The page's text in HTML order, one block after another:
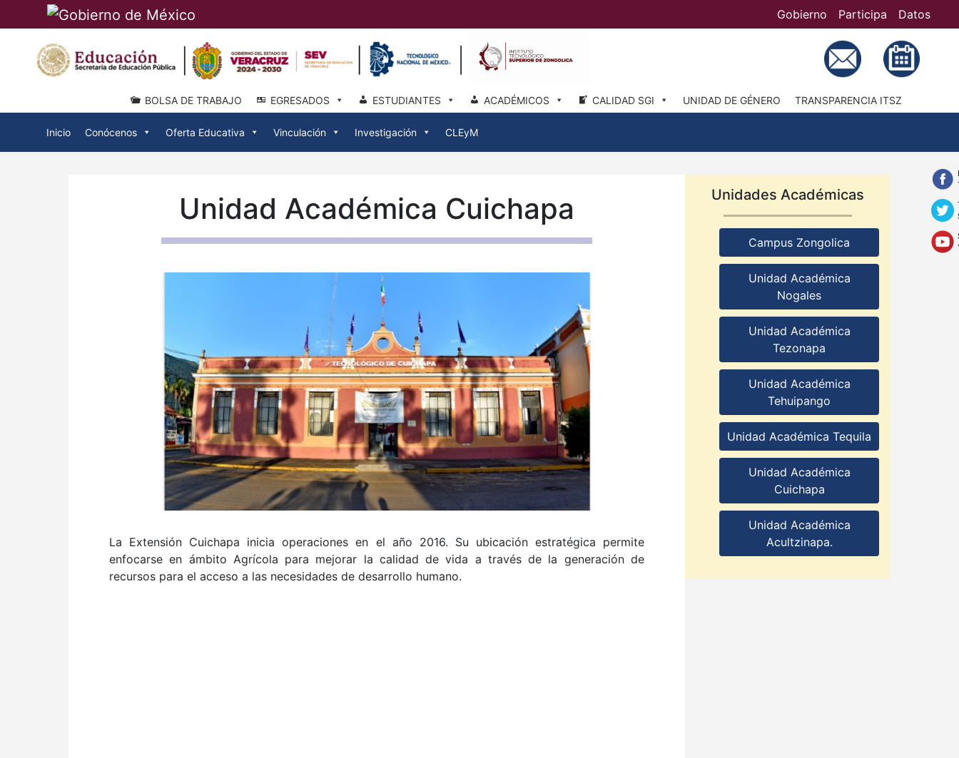
Gobierno Participa Datos
BOLSA DE TRABAJO EGRESADOS ESTUDIANTES ACADÉMICOS CALIDAD SGI UNIDAD DE GÉNERO TRANSPARENCIA ITSZ
Inicio Conócenos Oferta Educativa Vinculación Investigación CLEyM
Unidad Académica Cuichapa
La Extensión Cuichapa inicia operaciones en el año 2016. Su ubicación estratégica permite
enfocarse en ámbito Agrícola para mejorar la calidad de vida a través de la generación de
recursos para el acceso a las necesidades de desarrollo humano.
Unidades Académicas
Campus Zongolica
Unidad Académica
Nogales
Unidad Académica
Tezonapa
Unidad Académica
Tehuipango
Unidad Académica Tequila
Unidad Académica
Cuichapa
Unidad Académica
Acultzinapa.